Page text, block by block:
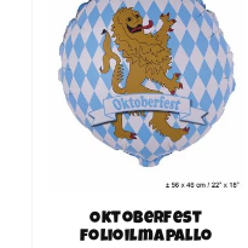
Oktoberfest
folioilmapallo